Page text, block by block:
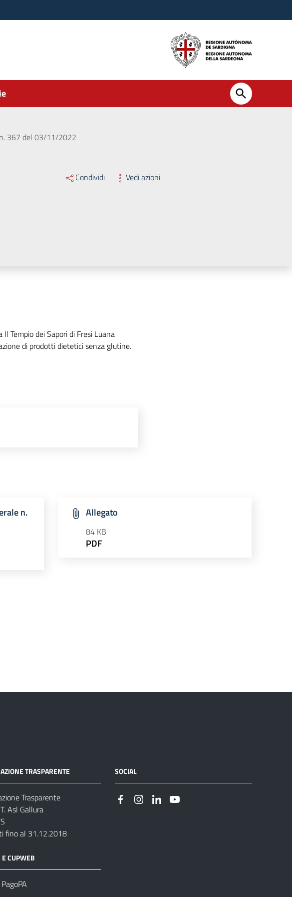
367 del 03/11/2022
Condividi Vedi azioni
Tempio dei Sapori di Fresi Luana
di prodotti dietetici senza glutine.
n.
Allegato
84 KB
PDF
TRASPARENTE
Trasparente
Asl Gallura
fino al 31.12.2018
CUPWEB
SOCIAL